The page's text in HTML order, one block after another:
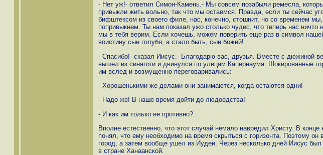
- Нет уж!- ответил Симон-Камень.- Мы совсем позабыли ремесла,
привыкли жить вольно, так что мы остаемся. Правда, если ты сейчас
бифштексом из своего филе, нас, конечно, стошнит, но со временем мы,
попривыкнем. Ты нам показал ужо столько чудес, что теперь нас ничто
мы в тебя верим. Если хочешь, можем поверить еще раз в символ
воистину сын голубя, а стало быть, сын божий!
- Спасибо!- сказал Иисус.- Благодарю вас, друзья. Вместе с дюжиной
вышел из синагоги и двинулся по улицам Капернаума. Шокированные
им вслед и возмущенно переговаривались:
- Хорошенькими же делами они занимаются, когда остаются одни!
- Надо же! В наше время дойти до людоедства!
- И как им только не противно?..
Вполне естественно, что этот случай немало навредил Христу. В конце
понял, что ему необходимо на время скрыться с горизонта. Поэтому он
город, а затем вообще ушел из Иудеи. Через несколько дней Иисус был
в стране Ханаанской.